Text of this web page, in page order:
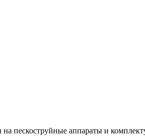
пескоструйные аппараты и